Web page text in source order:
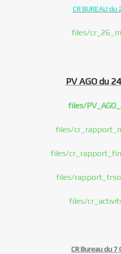
CR BUREAU du
files/
PV AGO du
files/
files/
files/
files/
files/
CR Bureau du 7